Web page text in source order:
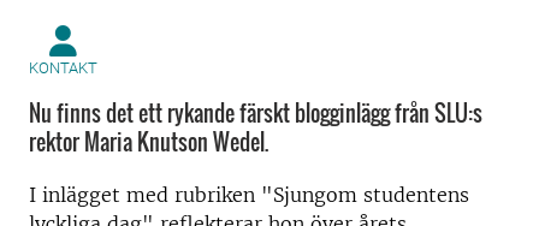
KONTAKT
Nu finns det ett rykande färskt blogginlägg från SLU:s
rektor Maria Knutson Wedel.
I inlägget med rubriken "Sjungom studentens